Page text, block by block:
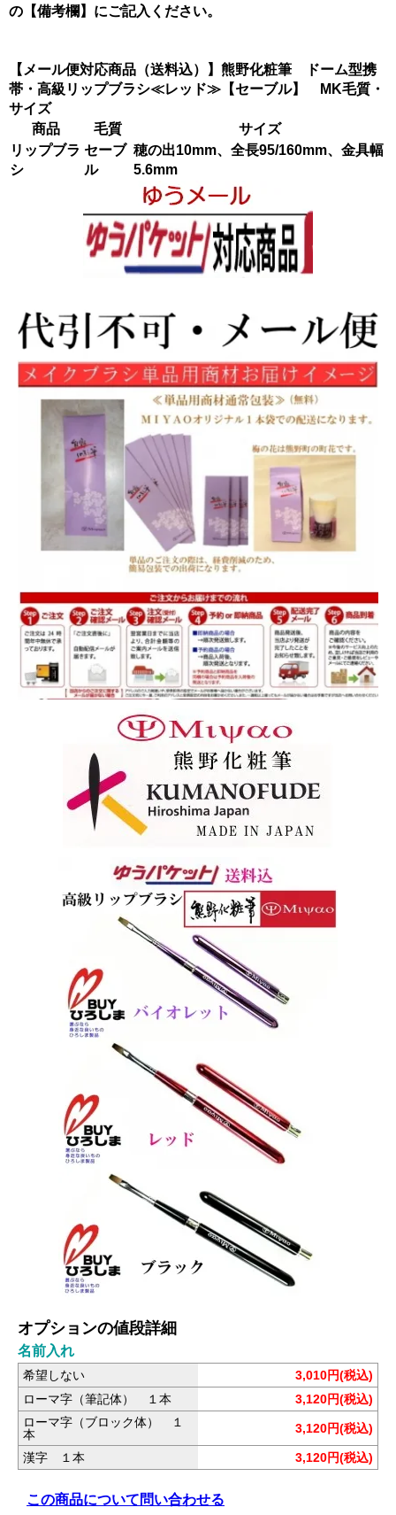
の【備考欄】にご記入ください。
【メール便対応商品（送料込）】熊野化粧筆 ドーム型携
帯・高級リップブラシ≪レッド≫【セーブル】 MK毛質・
サイズ
商品
毛質
サイズ
リップブラ
シ
セーブ
ル
穂の出10mm、全長95/160mm、金具幅
5.6mm
オプションの値段詳細
名前入れ
希望しない
3,010円(税込)
ローマ字（筆記体） １本
3,120円(税込)
ローマ字（ブロック体） １
本
3,120円(税込)
漢字 １本 3,120円(税込)
この商品について問い合わせる